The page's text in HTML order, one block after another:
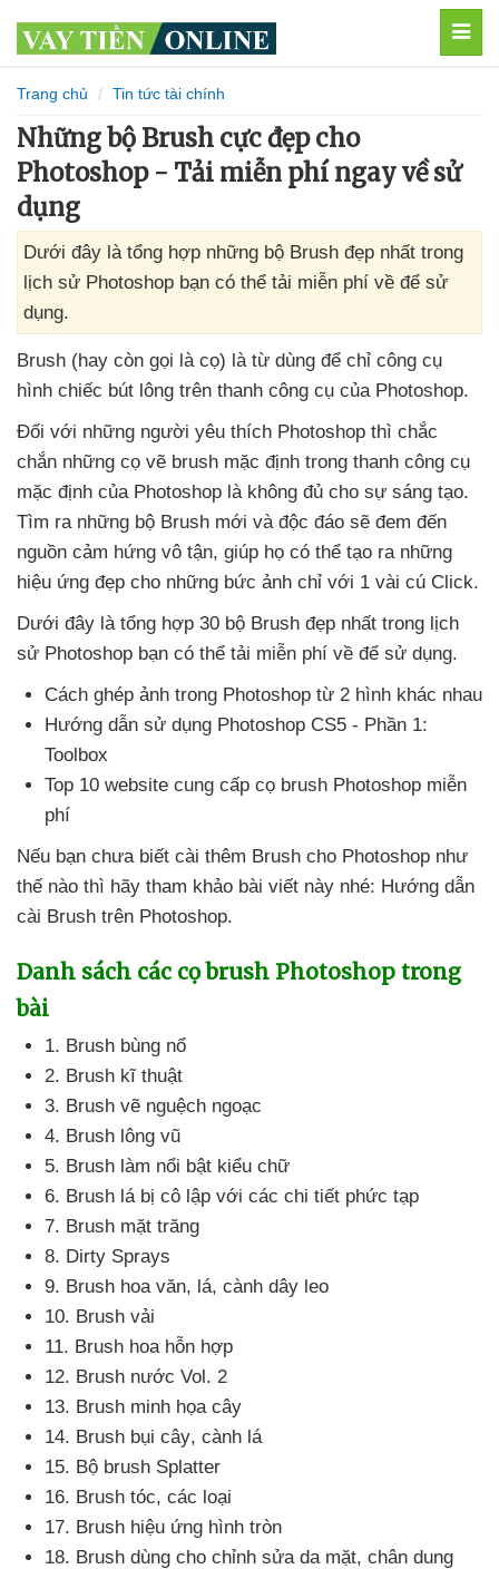
Trang chủ Tin tức tài chính
Những bộ Brush cực đẹp cho
Photoshop - Tải miễn phí ngay về sử
dụng
Dưới đây là tổng hợp những bộ Brush đẹp nhất trong
lịch sử Photoshop bạn có thể tải miễn phí về để sử
dụng.
Brush (hay còn gọi là cọ) là từ dùng để chỉ công cụ
hình chiếc bút lông trên thanh công cụ của Photoshop.
Đối với những người yêu thích Photoshop thì chắc
chắn những cọ vẽ brush mặc định trong thanh công cụ
mặc định của Photoshop là không đủ cho sự sáng tạo.
Tìm ra những bộ Brush mới và độc đáo sẽ đem đến
nguồn cảm hứng vô tận, giúp họ có thể tạo ra những
hiệu ứng đẹp cho những bức ảnh chỉ với 1 vài cú Click.
Dưới đây là tổng hợp 30 bộ Brush đẹp nhất trong lịch
sử Photoshop bạn có thể tải miễn phí về để sử dụng.
Cách ghép ảnh trong Photoshop từ 2 hình khác nhau
Hướng dẫn sử dụng Photoshop CS5 - Phần 1:
Toolbox
Top 10 website cung cấp cọ brush Photoshop miễn
phí
Nếu bạn chưa biết cài thêm Brush cho Photoshop như
thế nào thì hãy tham khảo bài viết này nhé: Hướng dẫn
cài Brush trên Photoshop.
Danh sách các cọ brush Photoshop trong
bài
1. Brush bùng nổ
2. Brush kĩ thuật
3. Brush vẽ nguệch ngoạc
4. Brush lông vũ
5. Brush làm nổi bật kiểu chữ
6. Brush lá bị cô lập với các chi tiết phức tạp
7. Brush mặt trăng
8. Dirty Sprays
9. Brush hoa văn, lá, cành dây leo
10. Brush vải
11. Brush hoa hỗn hợp
12. Brush nước Vol. 2
13. Brush minh họa cây
14. Brush bụi cây, cành lá
15. Bộ brush Splatter
16. Brush tóc, các loại
17. Brush hiệu ứng hình tròn
18. Brush dùng cho chỉnh sửa da mặt, chân dung